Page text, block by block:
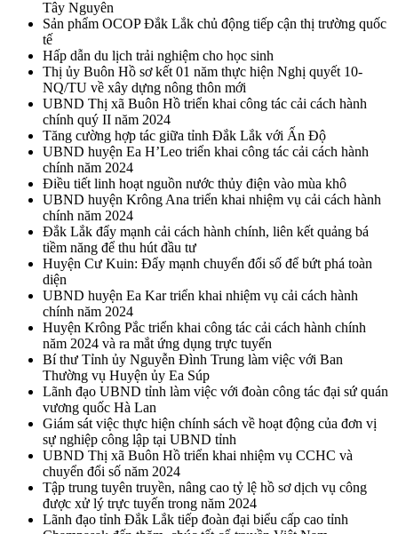
Tây Nguyên
Sản phẩm OCOP Đắk Lắk chủ động tiếp cận thị trường quốc
tế
Hấp dẫn du lịch trải nghiệm cho học sinh
Thị ủy Buôn Hồ sơ kết 01 năm thực hiện Nghị quyết 10-
NQ/TU về xây dựng nông thôn mới
UBND Thị xã Buôn Hồ triển khai công tác cải cách hành
chính quý II năm 2024
Tăng cường hợp tác giữa tỉnh Đắk Lắk với Ấn Độ
UBND huyện Ea H’Leo triển khai công tác cải cách hành
chính năm 2024
Điều tiết linh hoạt nguồn nước thủy điện vào mùa khô
UBND huyện Krông Ana triển khai nhiệm vụ cải cách hành
chính năm 2024
Đắk Lắk đẩy mạnh cải cách hành chính, liên kết quảng bá
tiềm năng để thu hút đầu tư
Huyện Cư Kuin: Đẩy mạnh chuyển đổi số để bứt phá toàn
diện
UBND huyện Ea Kar triển khai nhiệm vụ cải cách hành
chính năm 2024
Huyện Krông Pắc triển khai công tác cải cách hành chính
năm 2024 và ra mắt ứng dụng trực tuyến
Bí thư Tỉnh ủy Nguyễn Đình Trung làm việc với Ban
Thường vụ Huyện ủy Ea Súp
Lãnh đạo UBND tỉnh làm việc với đoàn công tác đại sứ quán
vương quốc Hà Lan
Giám sát việc thực hiện chính sách về hoạt động của đơn vị
sự nghiệp công lập tại UBND tỉnh
UBND Thị xã Buôn Hồ triển khai nhiệm vụ CCHC và
chuyển đổi số năm 2024
Tập trung tuyên truyền, nâng cao tỷ lệ hồ sơ dịch vụ công
được xử lý trực tuyến trong năm 2024
Lãnh đạo tỉnh Đắk Lắk tiếp đoàn đại biểu cấp cao tỉnh